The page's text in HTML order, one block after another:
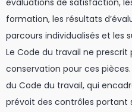
évaluations de satisfaction,
formation, les résultats
parcours individualisés et les
Le Code du travail ne
conservation pour ces pièces.
du Code du travail, qui
prévoit des contrôles portant